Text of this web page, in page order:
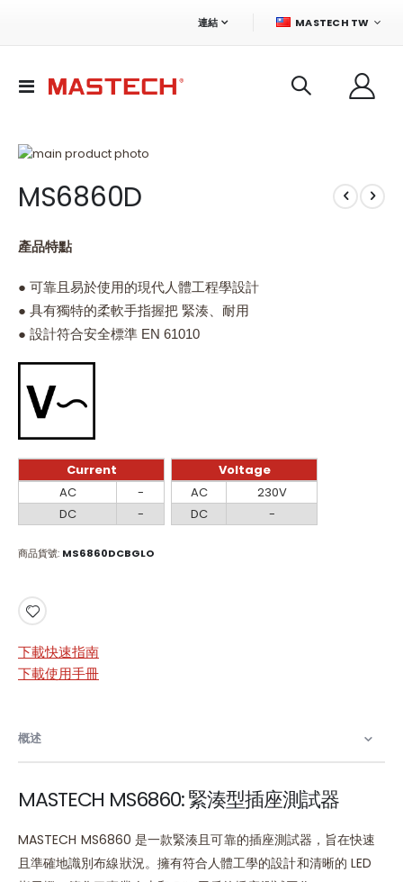
連結
語
MASTECH TW
切
Skip
the
end
the
gallery
to
the
of
images
gallery
MS6860D
產品特點
● 可靠且易於使用的現代人體工程學設計
● 具有獨特的柔軟手指握把 緊湊、耐用
● 設計符合安全標準 EN 61010
Current
Current
AC
-
DC
-
Voltage
Voltage
AC
230V
DC
-
商品貨號 MS6860DCBGLO
下載快速指南
下載使用手冊
概述
MASTECH MS6860: 緊湊型插座測試器
MASTECH MS6860 是一款緊湊且可靠的插座測試器，旨在快速
且準確地識別布線狀況。擁有符合人體工學的設計和清晰的 LED